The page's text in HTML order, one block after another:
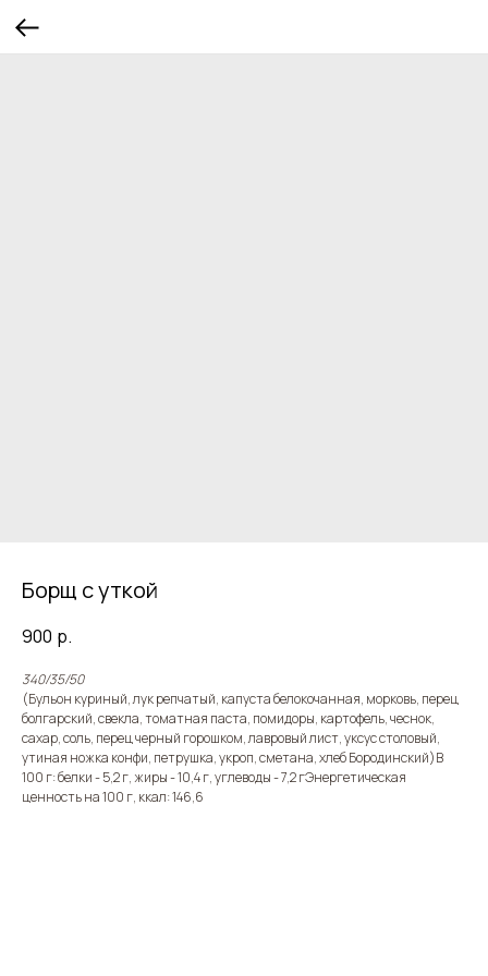
Борщ с уткой
900 р.
340/35/50
(Бульон куриный, лук репчатый, капуста белокочанная, морковь, перец
болгарский, свекла, томатная паста, помидоры, картофель, чеснок,
сахар, соль, перец черный горошком, лавровый лист, уксус столовый,
утиная ножка конфи, петрушка, укроп, сметана, хлеб Бородинский)В
100 г: белки - 5,2 г, жиры - 10,4 г, углеводы - 7,2 гЭнергетическая
ценность на 100 г, ккал: 146,6